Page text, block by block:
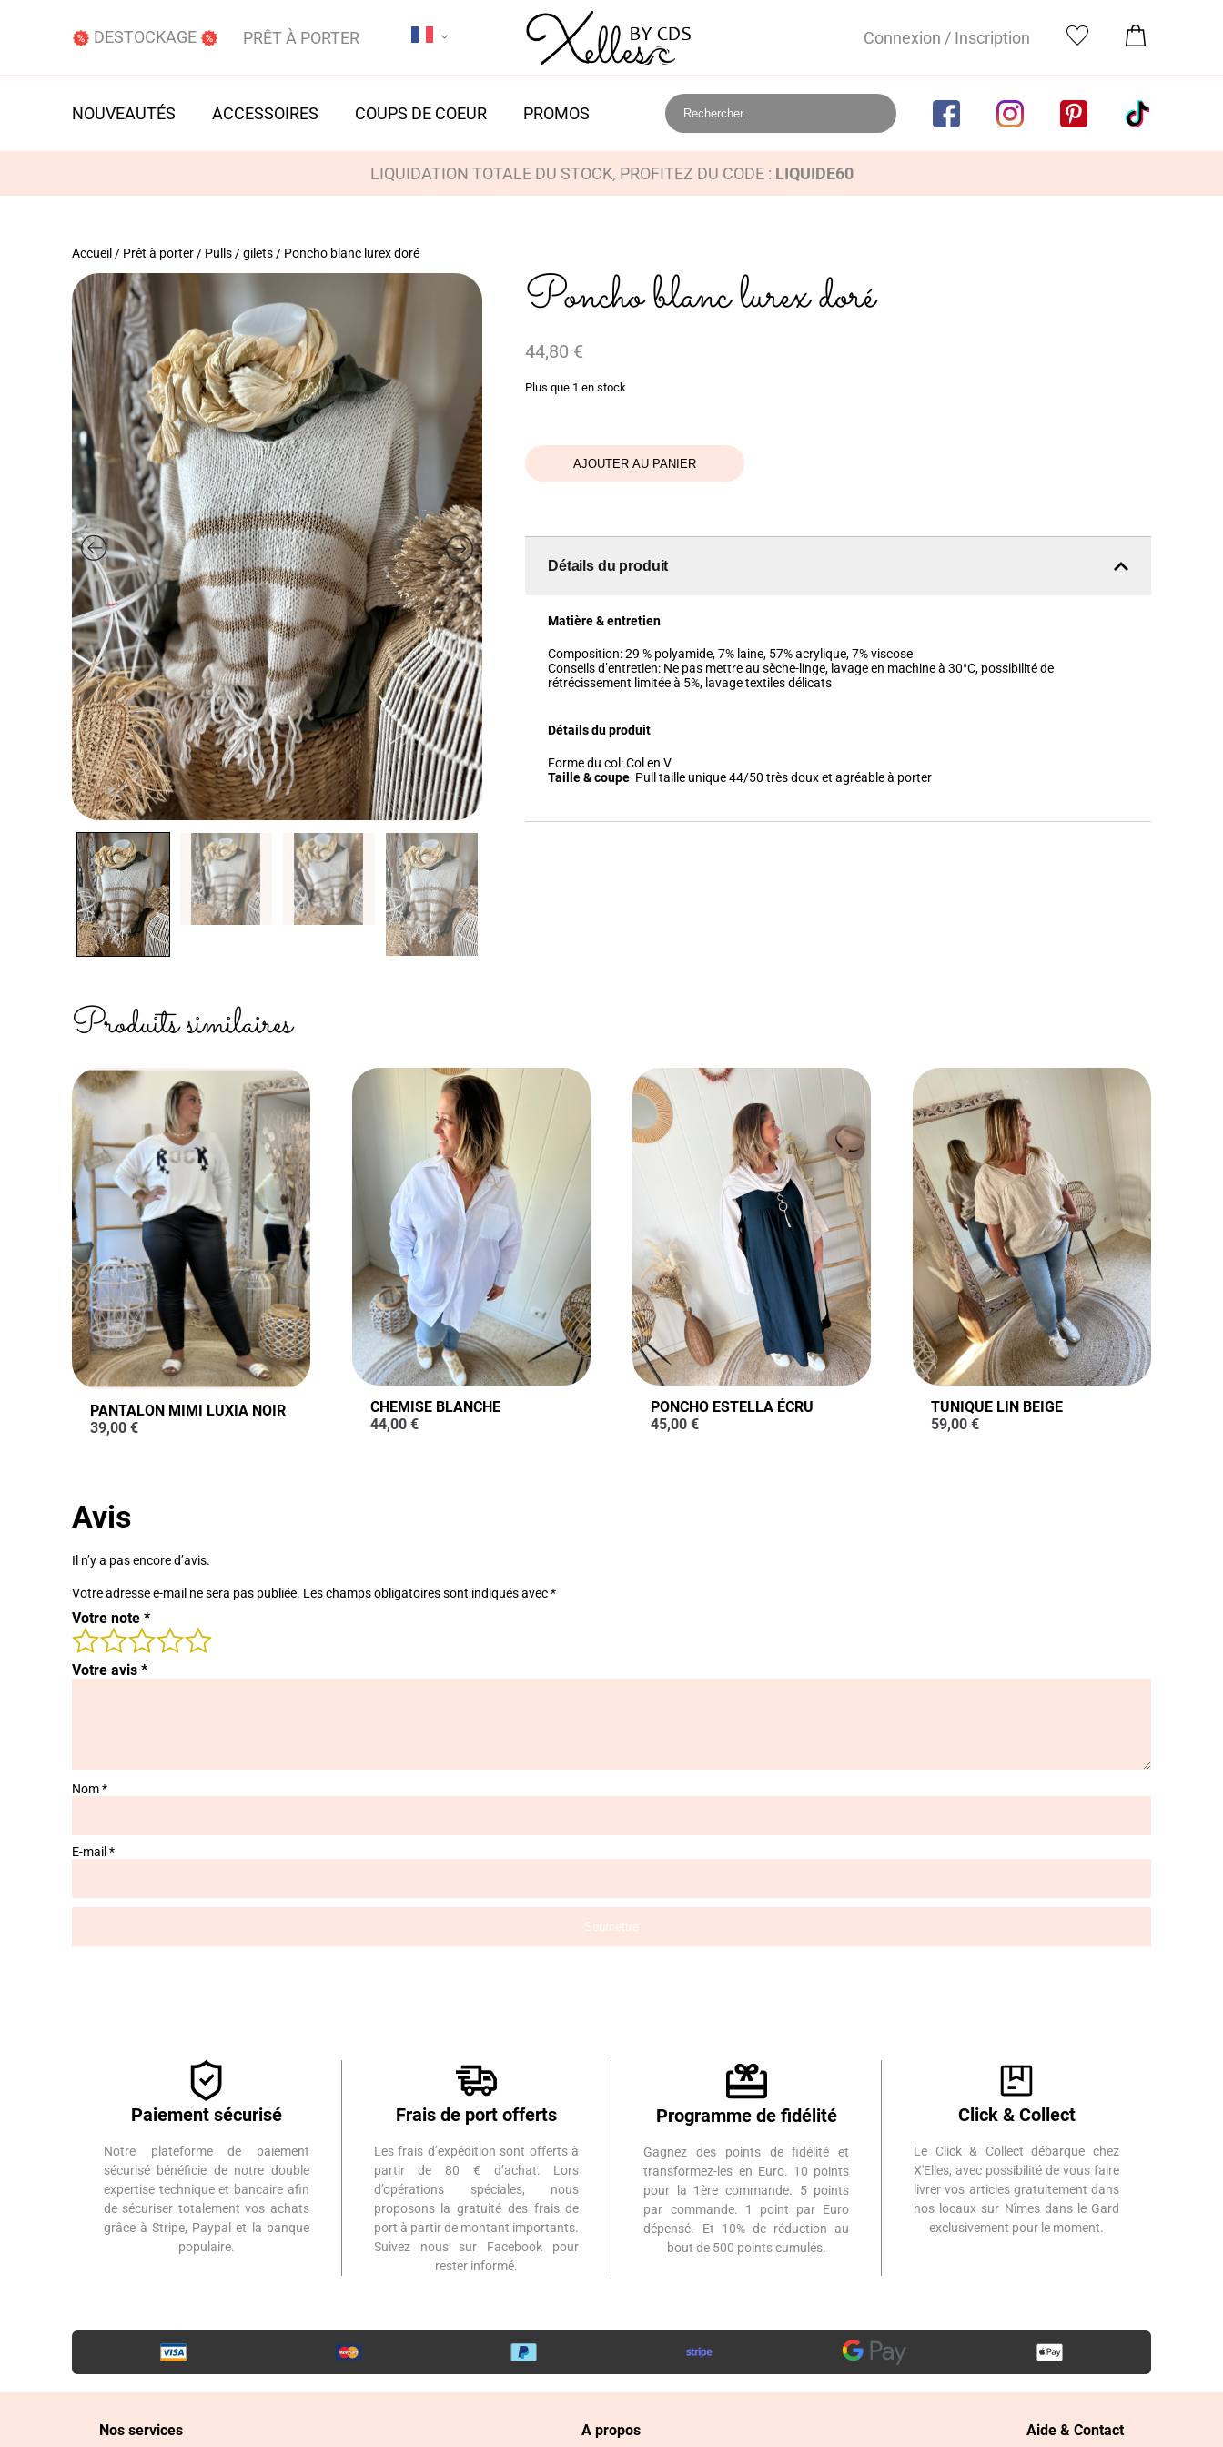
DESTOCKAGE PRÊT À PORTER Connexion / Inscription
NOUVEAUTÉS ACCESSOIRES COUPS DE COEUR PROMOS
LIQUIDATION TOTALE DU STOCK, PROFITEZ DU CODE : LIQUIDE60
Accueil / Prêt à porter / Pulls / gilets / Poncho blanc lurex doré
Poncho blanc lurex doré
44,80 €
Plus que 1 en stock
AJOUTER AU PANIER
Détails du produit
Matière & entretien
Composition: 29 % polyamide, 7% laine, 57% acrylique, 7% viscose
Conseils d’entretien: Ne pas mettre au sèche-linge, lavage en machine à 30°C, possibilité de
rétrécissement limitée à 5%, lavage textiles délicats
Détails du produit
Forme du col:Col en V
Taille & coupe Pull taille unique 44/50 très doux et agréable à porter
Produits similaires
PANTALON MIMI LUXIA NOIR
39,00 €
CHEMISE BLANCHE
44,00€
PONCHO ESTELLA ÉCRU
45,00€
TUNIQUE LIN BEIGE
59,00€
Avis
Il n’y a pas encore d’avis.
Votre adresse e-mail ne sera pas publiée. Les champs obligatoires sont indiqués avec*
Votre note *
Votre avis *
Nom*
E-mail *
Paiement sécurisé
Notre plateforme de paiement
sécurisé bénéficie de notre double
expertise technique et bancaire afin
de sécuriser totalement vos achats
grâce à Stripe, Paypal et la banque
populaire.
Frais de port offerts
Les frais d’expédition sont offerts à
partir de 80 € d’achat. Lors
d’opérations spéciales, nous
proposons la gratuité des frais de
port à partir de montant importants.
Suivez nous sur Facebook pour
rester informé.
Programme de fidélité
Gagnez des points de fidélité et
transformez-les en Euro. 10 points
pour la 1ère commande. 5 points
par commande. 1 point par Euro
dépensé. Et 10% de réduction au
bout de 500 points cumulés.
Click & Collect
Le Click & Collect débarque chez
X'Elles, avec possibilité de vous faire
livrer vos articles gratuitement dans
nos locaux sur Nîmes dans le Gard
exclusivement pour le moment.
Nos services A propos Aide & Contact